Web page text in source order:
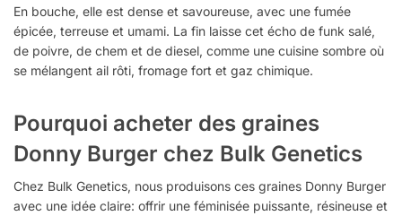
En bouche, elle est dense et savoureuse, avec une fumée
épicée, terreuse et umami. La fin laisse cet écho de funk salé,
de poivre, de chem et de diesel, comme une cuisine sombre où
se mélangent ail rôti, fromage fort et gaz chimique.
Pourquoi acheter des graines
Donny Burger chez Bulk Genetics
Chez Bulk Genetics, nous produisons ces graines Donny Burger
avec une idée claire: offrir une féminisée puissante, résineuse et